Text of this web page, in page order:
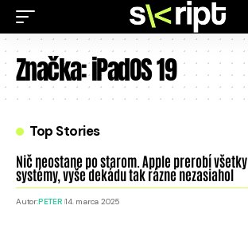
Značka:iPadOS 19
Top Stories
Nič neostane po starom. Apple prerobí všetky
systémy, vyše dekádu tak rázne nezasiahol
Autor:PETER 14. marca 2025